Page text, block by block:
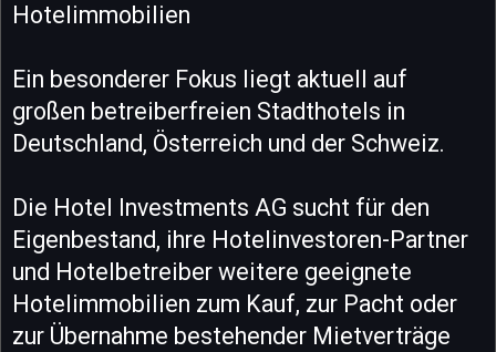
Hotelimmobilien
Ein besonderer Fokus liegt aktuell auf
großen betreiberfreien Stadthotels in
Deutschland, Österreich und der Schweiz.
Die Hotel Investments AG sucht für den
Eigenbestand, ihre Hotelinvestoren-Partner
und Hotelbetreiber weitere geeignete
Hotelimmobilien zum Kauf, zur Pacht oder
zur Übernahme bestehender Mietverträge